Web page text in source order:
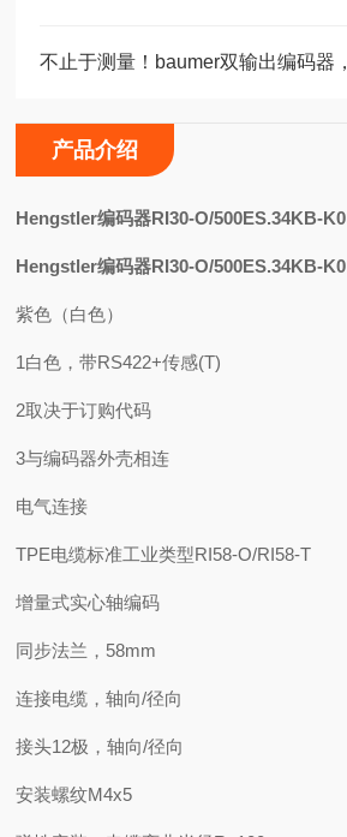
产品介绍
Hengstler编码器RI30-O/500ES.34KB-K0
Hengstler编码器RI30-O/500ES.34KB-K0
紫色（白色）
1白色，带RS422+传感(T)
2取决于订购代码
3与编码器外壳相连
电气连接
TPE电缆标准工业类型RI58-O/RI58-T
增量式实心轴编码
同步法兰，58mm
连接电缆，轴向/径向
接头12极，轴向/径向
安装螺纹M4x5